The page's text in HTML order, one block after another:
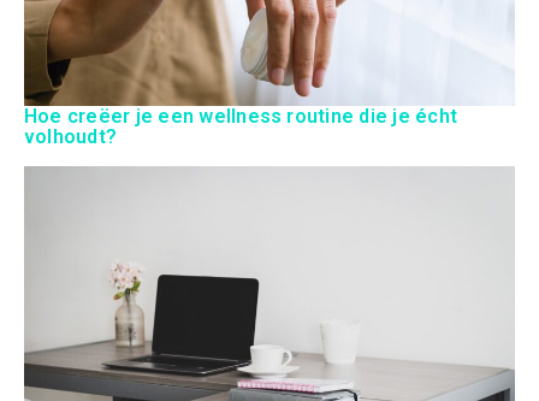
Hoe creëer je een wellness routine die je écht
volhoudt?